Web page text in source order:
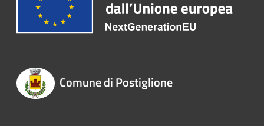
Comune di Postiglione